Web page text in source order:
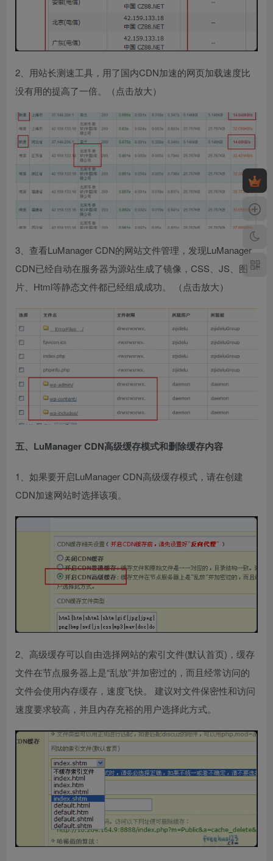
2、用站长测速工具，用了国内CDN加速的网页加载速度比
没有用的提高了一倍。（点击放大）
3、查看LuManager CDN的网站文件管理，发现LuManager
CDN已经自动在服务器为源站生成了镜像，CSS、JS、图
片、Html等静态文件都已经组成成功。 （点击放大）
五、LuManager CDN高级缓存模式和删除缓存内容
1、如果要开启LuManager CDN高级缓存模式，请在创建
CDN加速网站时选择该项。
2、高级缓存可以自由选择网站的索引文件(默认首页)，缓存
文件在节点服务器上是“乱放”并加密过的，而且经常访问的
文件会使用内存缓存，速度飞快。 建议对文件保密性和访问
速度要求较高，并且内存充裕的用户选择此方式。